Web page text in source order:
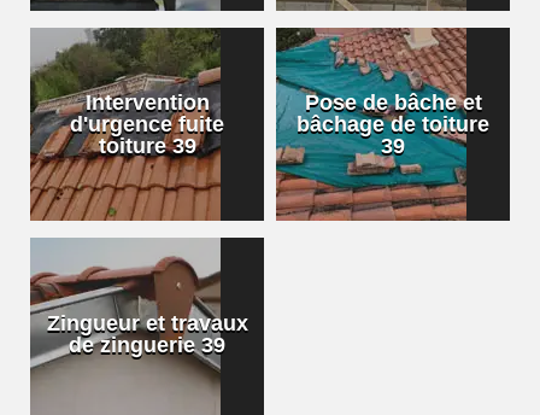
Intervention
d'urgence fuite
toiture 39
Pose de bâche et
bâchage de toiture
39
Zingueur et travaux
de zinguerie 39